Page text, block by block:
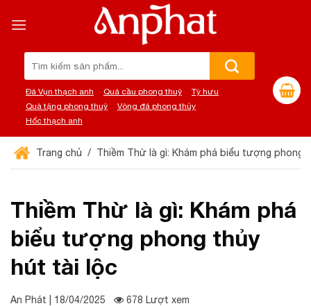
đến
Đá Vụn thạch anh Quả cầu phong thuỷ
Tỳ hưu
Quà tặng phong thuỷ
Vòng đá phong thủy
Hốc thạch anh
Trang chủ Thiềm Thừ là gì: Khám phá biểu tượng phong
Thiềm Thừ là gì: Khám phá
biểu tượng phong thủy
hút tài lộc
An Phát | 18/04/2025 678 Lượt xem